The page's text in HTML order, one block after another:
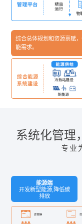
综合总体规划和资源禀赋
能需求。
系统化管理
专业
能源端
开发新型能源,降低碳
排放